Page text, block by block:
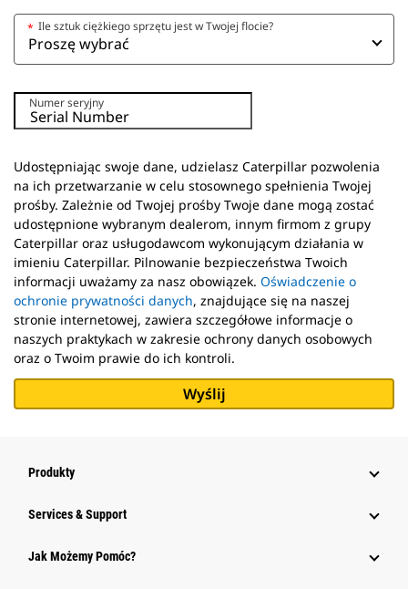
Ile sztuk ciężkiego sprzętu jest w Twojej flocie?
*
Numer seryjny
Udostępniając swoje dane, udzielasz Caterpillar pozwolenia
na ich przetwarzanie w celu stosownego spełnienia Twojej
prośby. Zależnie od Twojej prośby Twoje dane mogą zostać
udostępnione wybranym dealerom, innym firmom z grupy
Caterpillar oraz usługodawcom wykonującym działania w
imieniu Caterpillar. Pilnowanie bezpieczeństwa Twoich
informacji uważamy za nasz obowiązek. Oświadczenie o
ochronie prywatności danych, znajdujące się na naszej
stronie internetowej, zawiera szczegółowe informacje o
naszych praktykach w zakresie ochrony danych osobowych
oraz o Twoim prawie do ich kontroli.
Produkty
Services & Support
Jak Możemy Pomóc?